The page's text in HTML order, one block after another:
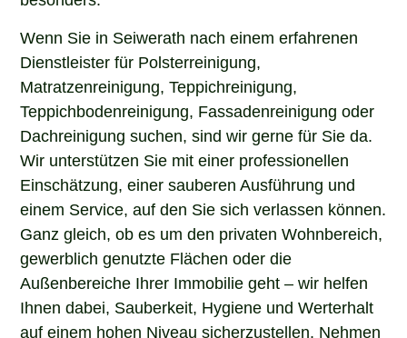
Wenn Sie in Seiwerath nach einem erfahrenen
Dienstleister für Polsterreinigung,
Matratzenreinigung, Teppichreinigung,
Teppichbodenreinigung, Fassadenreinigung oder
Dachreinigung suchen, sind wir gerne für Sie da.
Wir unterstützen Sie mit einer professionellen
Einschätzung, einer sauberen Ausführung und
einem Service, auf den Sie sich verlassen können.
Ganz gleich, ob es um den privaten Wohnbereich,
gewerblich genutzte Flächen oder die
Außenbereiche Ihrer Immobilie geht – wir helfen
Ihnen dabei, Sauberkeit, Hygiene und Werterhalt
auf einem hohen Niveau sicherzustellen. Nehmen